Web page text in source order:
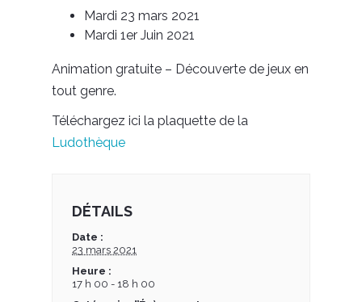
Mardi 23 mars 2021
Mardi 1er Juin 2021
Animation gratuite – Découverte de jeux en
tout genre.
Téléchargez ici la plaquette de la
Ludothèque
DÉTAILS
Date :
23 mars 2021
Heure :
17 h 00 - 18 h 00